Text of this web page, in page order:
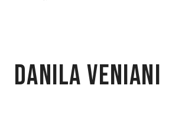
Danila Veniani